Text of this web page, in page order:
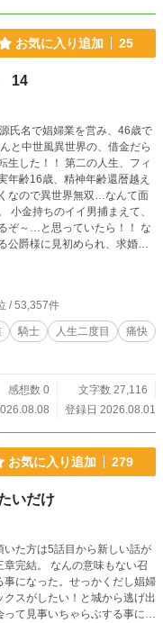
お気に入り追加 25
14
氏名で娼婦業を営み、46歳で
と中世風異世界の、借金だら
二の人生、フィ
年齢16歳、精神年齢還暦越え
なので異世界無双…なんて面
小金持ちのイイ男捕まえて、
～…と思っていたら！！ な
公爵様に見初められ、求婚さ
世だけで十分だっての。 と
・フィリーの好みとドンピ
手にどうでも
いかに…。 アッチを立
/ 53,357件
騎士 人生二度目
痛快
感想数 0
文字数 27,116
登録日 2026.08.01
お気に入り追加 279
いだけ
た方は5話目から新しい話が
完結。 なんの意味もない召
になった。せっかくだし娼婦
スがしたい！と城から逃げ出
て見事いちゃらぶする事に成